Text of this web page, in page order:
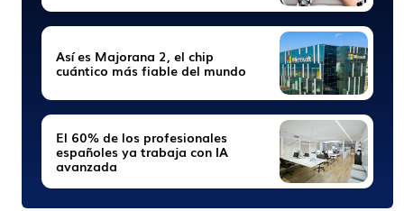
Así es Majorana 2, el chip
cuántico más fiable del mundo
El 60% de los profesionales
españoles ya trabaja con IA
avanzada